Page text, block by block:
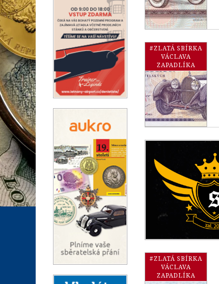
#ZLATÁ SBÍRKA
VÁCLAVA
ZAPADLÍKA
#ZLATÁ SBÍRKA
VÁCLAVA
ZAPADLÍKA